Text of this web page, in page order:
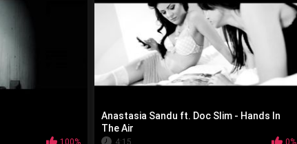
100%
Anastasia Sandu ft. Doc Slim - Hands In
The Air
4:15 0%